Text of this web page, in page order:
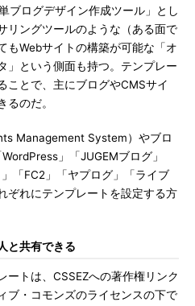
ブログデザイン作成ツール」とし
リングツールのような（ある面で
もWebサイトの構築が可能な「オ
」という側面も持つ。テンプレー
ことで、主にブログやCMSサイ
るのだ。
Management System）やブロ
」「JUGEMブログ」
「FC2」「ヤプログ」「ライブ
ぞれにテンプレートを設定する方
と共有できる
トは、CSSEZへの著作権リンク
ブ・コモンズのライセンスの下で